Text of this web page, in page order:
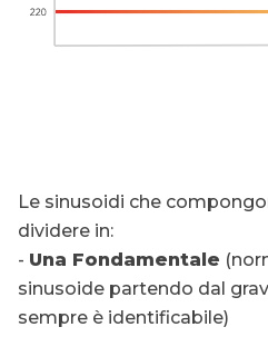
Le sinusoidi che
dividere in:
- Una Fondamentale
sinusoide partendo dal
sempre è identificabile)